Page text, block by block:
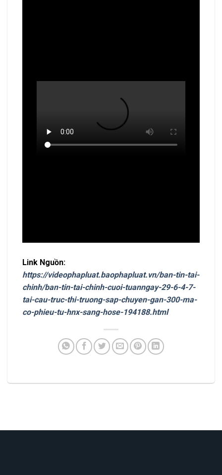
Link Nguồn:
https://videophapluat.baophapluat.vn/ban-tin-tai-
chinh/ban-tin-tai-chinh-cuoi-tuanngay-29-6-4-7-
tai-cau-truc-thi-truong-sap-chuyen-gan-300-ma-
co-phieu-tu-hnx-sang-hose-194188.html